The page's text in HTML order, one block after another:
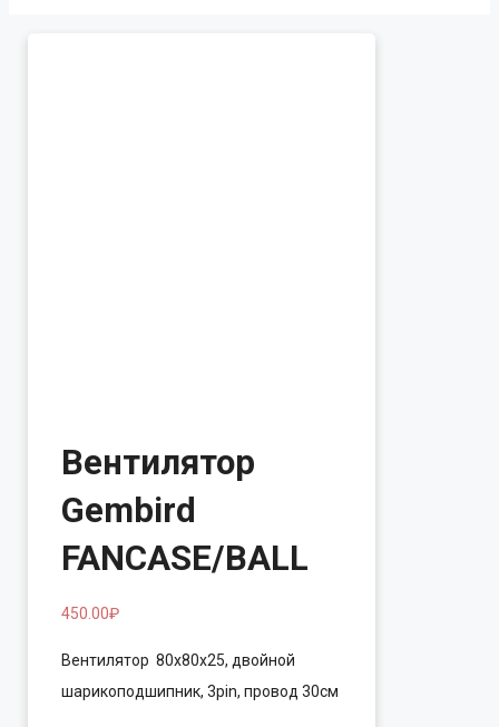
Вентилятор
Gembird
FANCASE/BALL
450.00₽
Вентилятор 80x80x25, двойной
шарикоподшипник, 3pin, провод 30см